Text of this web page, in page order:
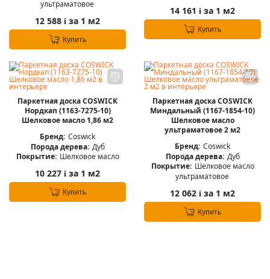
ультраматовое
12 588 i за 1 м2
Купить
14 161 i за 1 м2
Купить
Паркетная доска COSWICK
Нордкап (1163-7275-10)
Шелковое масло 1,86 м2
Бренд: Coswick
Порода дерева: Дуб
Покрытие: Шелковое масло
10 227 i за 1 м2
Купить
Паркетная доска COSWICK
Миндальный (1167-1854-10)
Шелковое масло
ультраматовое 2 м2
Бренд: Coswick
Порода дерева: Дуб
Покрытие: Шелковое масло
ультраматовое
12 062 i за 1 м2
Купить